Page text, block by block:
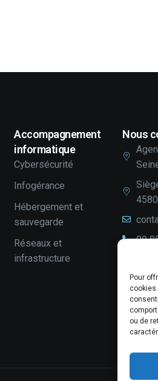
Pour
cookies
ou de
Accompagnement
informatique
Cybersécurité
Infogérance
Hébergement et
sauvegarde
Réseaux et
infrastructure
Nous
09